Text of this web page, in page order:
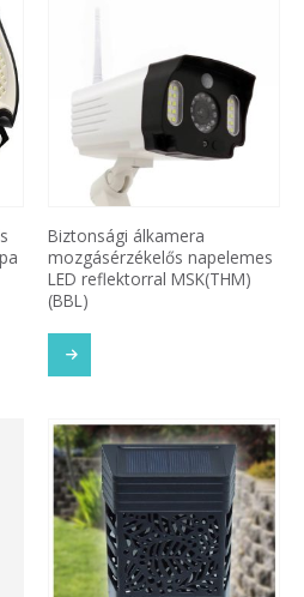
Biztonsági álkamera
mozgásérzékelős napelemes
LED reflektorral MSK(THM)
(BBL)